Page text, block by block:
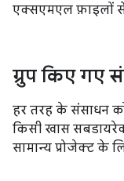
एक्सएमएल फ़ाइलों
ग्रुप किए गए
हर तरह के संसाधन
किसी खास
सामान्य प्रोजेक्ट के